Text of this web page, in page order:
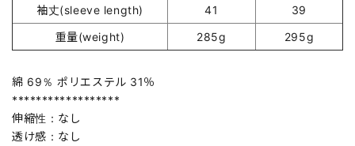
袖丈(sleeve length) 41
39
重量(weight)
285g 295g
綿 69％ ポリエステル 31％
******************
伸縮性：なし
透け感：なし